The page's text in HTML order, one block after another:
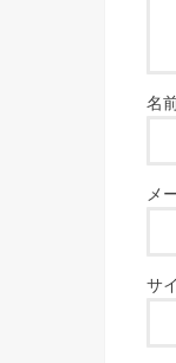
名
メ
サ